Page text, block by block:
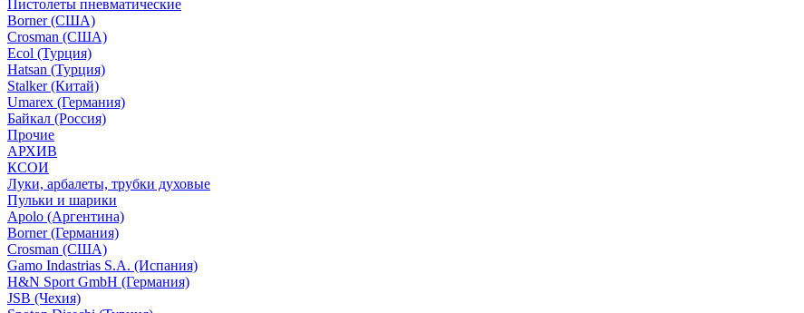
Пистолеты пневматические
Borner (США)
Crosman (США)
Ecol (Турция)
Hatsan (Турция)
Stalker (Китай)
Umarex (Германия)
Байкал (Россия)
Прочие
АРХИВ
КСОИ
Луки, арбалеты, трубки духовые
Пульки и шарики
Apolo (Аргентина)
Borner (Германия)
Crosman (США)
Gamo Indastrias S.A. (Испания)
H&N Sport GmbH (Германия)
JSB (Чехия)